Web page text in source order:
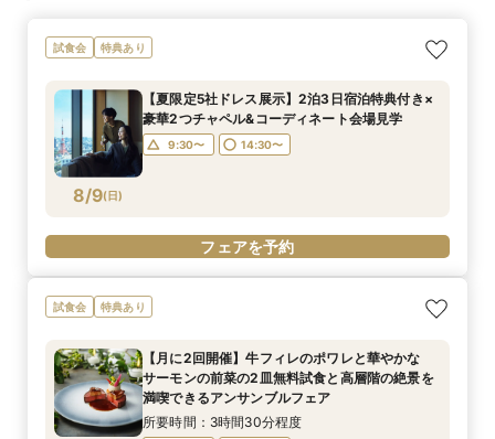
試食会 特典あり
8/9(日)
【夏限定5社ドレス展示】2泊3日宿泊特典付き×
豪華2つチャペル&コーディネート会場見学
9:30〜 14:30〜
フェアを予約
試食会 特典あり
【月に2回開催】牛フィレのポワレと華やかな
サーモンの前菜の2皿無料試食と高層階の絶景を
満喫できるアンサンブルフェア
所要時間：3時間30分程度